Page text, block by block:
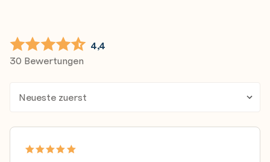
4,4
30 Bewertungen